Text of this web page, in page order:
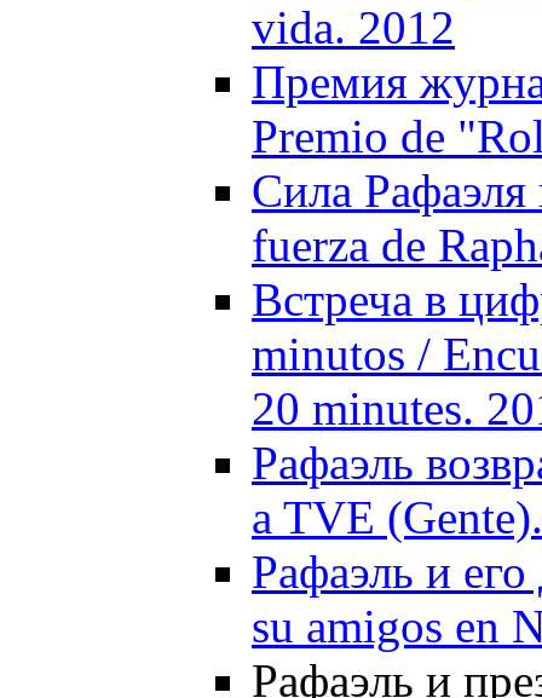
vida. 2012
Премия
Premio de
Сила
fuerza de
Встреча в
minutos /
20 minutes.
Рафаэль
a TVE
Рафаэль и
su amigos en
Рафаэль и